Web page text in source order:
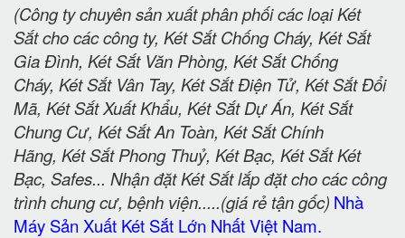
(Công ty chuyên sản xuất phân phối các loại Két
Sắt cho các công ty, Két Sắt Chống Cháy, Két Sắt
Gia Đình, Két Sắt Văn Phòng, Két Sắt Chống
Cháy, Két Sắt Vân Tay, Két Sắt Điện Tử, Két Sắt Đổi
Mã, Két Sắt Xuất Khẩu, Két Sắt Dự Án, Két Sắt
Chung Cư, Két Sắt An Toàn, Két Sắt Chính
Hãng, Két Sắt Phong Thuỷ, Két Bạc, Két Sắt Két
Bạc, Safes... Nhận đặt Két Sắt lắp đặt cho các công
trình chung cư, bệnh viện.....(giá rẻ tận gốc) Nhà
Máy Sản Xuất Két Sắt Lớn Nhất Việt Nam.